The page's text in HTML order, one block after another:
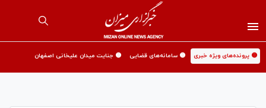
🟡 پرونده‌های ویژه خبری 🟡 سامانه‌های قضایی 🟡 جنایت میدان علیخانی اصفهان